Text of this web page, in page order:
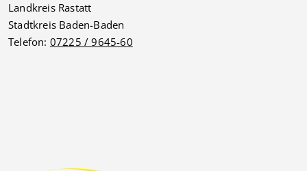
Landkreis Rastatt
Stadtkreis Baden-Baden
Telefon: 07225 / 9645-60